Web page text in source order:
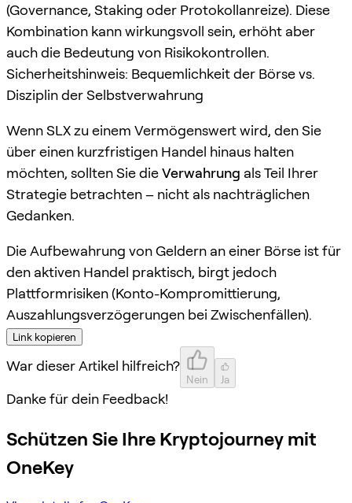
(Governance, Staking oder Protokollanreize). Diese
Kombination kann wirkungsvoll sein, erhöht aber
auch die Bedeutung von Risikokontrollen.
Sicherheitshinweis: Bequemlichkeit der Börse vs.
Disziplin der Selbstverwahrung
Wenn SLX zu einem Vermögenswert wird, den Sie
über einen kurzfristigen Handel hinaus halten
möchten, sollten Sie dieVerwahrung als Teil Ihrer
Strategie betrachten – nicht als nachträglichen
Gedanken.
Die Aufbewahrung von Geldern an einer Börse ist für
den aktiven Handel praktisch, birgt jedoch
Plattformrisiken (Konto-Kompromittierung,
Auszahlungsverzögerungen bei Zwischenfällen).
Link kopieren
War dieser Artikel hilfreich?
Nein Ja
Danke für dein Feedback!
Schützen Sie Ihre Kryptojourney mit
OneKey